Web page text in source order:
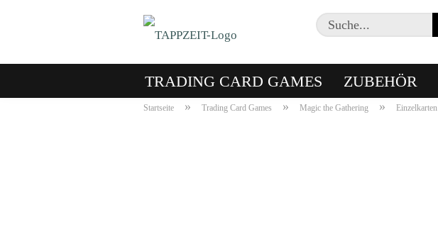
TRADING CARD GAMES ZUBEHÖR
Startseite » Trading Card Games » Magic the Gathering » Einzelkarten